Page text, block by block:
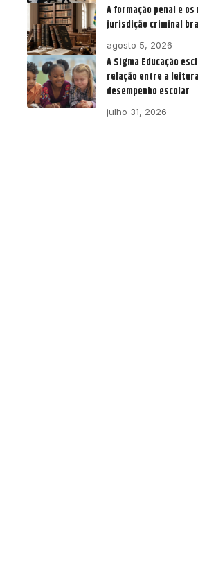
A formação penal e
jurisdição criminal
agosto 5, 2026
A Sigma Educação
relação entre a
desempenho escolar
julho 31, 2026